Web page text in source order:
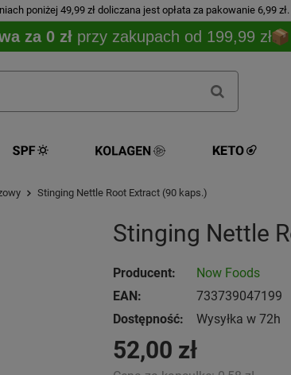
poniżej 49,99 zł doliczana jest opłata za pakowanie 6,99 zł.
za 0 zł przy zakupach od 199,99 zł
Stinging Nettle Root Extract (90 kaps.)
Stinging Nettle
Producent:
Now Foods
EAN:
733739047199
Dostępność:
Wysyłka w 72h
52,00 zł